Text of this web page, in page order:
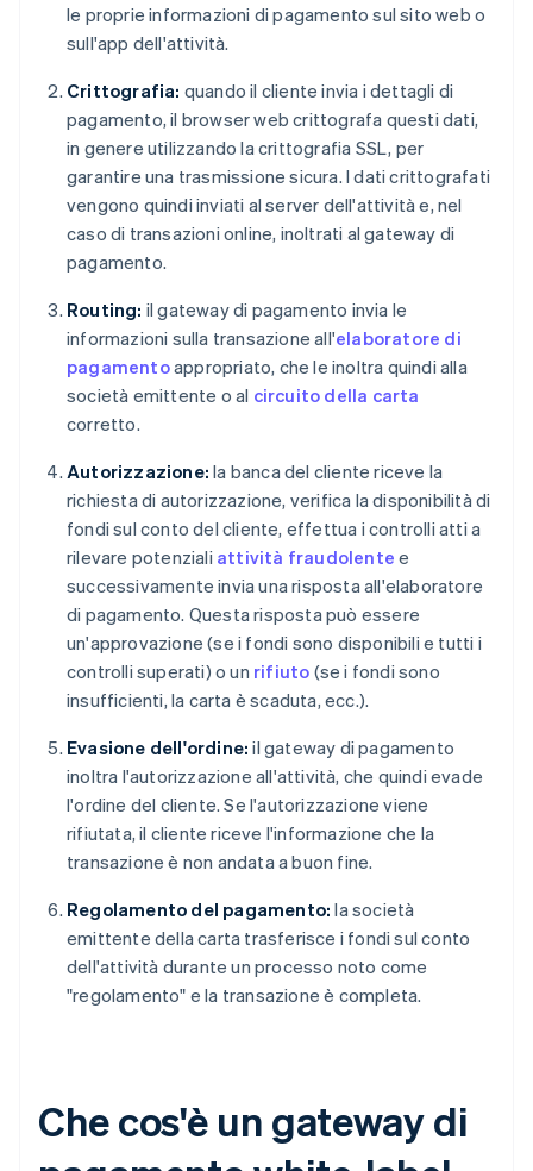
le proprie informazioni di pagamento sul sito web o
sull'app dell'attività.
Crittografia: quando il cliente invia i dettagli di
pagamento, il browser web crittografa questi dati,
in genere utilizzando la crittografia SSL, per
garantire una trasmissione sicura. I dati crittografati
vengono quindi inviati al server dell'attività e, nel
caso di transazioni online, inoltrati al gateway di
pagamento.
Routing: il gateway di pagamento invia le
informazioni sulla transazione all'elaboratore di
pagamentoappropriato, che le inoltra quindi alla
società emittente o al circuito della carta
corretto.
Autorizzazione: la banca del cliente riceve la
richiesta di autorizzazione, verifica la disponibilità di
fondi sul conto del cliente, effettua i controlli atti a
rilevare potenziali attività fraudolente e
successivamente invia una risposta all'elaboratore
di pagamento. Questa risposta può essere
un'approvazione (se i fondi sono disponibili e tutti i
controlli superati) o un rifiuto (se i fondi sono
insufficienti, la carta è scaduta, ecc.).
Evasione dell'ordine: il gateway di pagamento
inoltra l'autorizzazione all'attività, che quindi evade
l'ordine del cliente. Se l'autorizzazione viene
rifiutata, il cliente riceve l'informazione che la
transazione è non andata a buon fine.
Regolamento del pagamento: la società
emittente della carta trasferisce i fondi sul conto
dell'attività durante un processo noto come
"regolamento" e la transazione è completa.
Che cos'è un gateway di